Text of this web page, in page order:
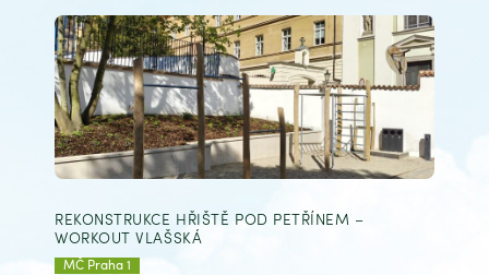
REKONSTRUKCE HŘIŠTĚ POD PETŘÍNEM –
WORKOUT VLAŠSKÁ
MČ Praha 1